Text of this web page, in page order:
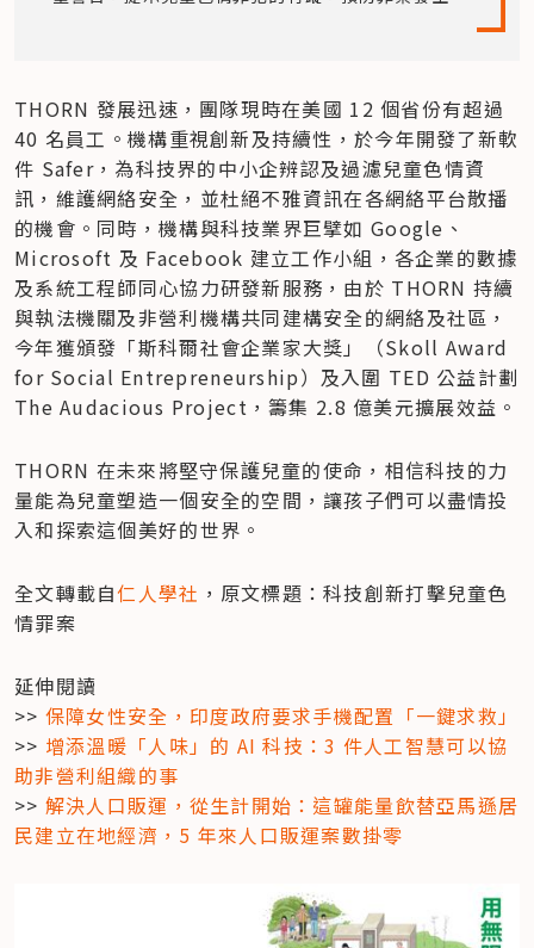
THORN 發展迅速，團隊現時在美國 12 個省份有超過
40 名員工。機構重視創新及持續性，於今年開發了新軟
件 Safer，為科技界的中小企辨認及過濾兒童色情資
訊，維護網絡安全，並杜絕不雅資訊在各網絡平台散播
的機會。同時，機構與科技業界巨擘如 Google、
Microsoft 及 Facebook 建立工作小組，各企業的數據
及系統工程師同心協力研發新服務，由於 THORN 持續
與執法機關及非營利機構共同建構安全的網絡及社區，
今年獲頒發「斯科爾社會企業家大獎」（Skoll Award
for Social Entrepreneurship）及入圍 TED 公益計劃
The Audacious Project，籌集 2.8 億美元擴展效益。
THORN 在未來將堅守保護兒童的使命，相信科技的力
量能為兒童塑造一個安全的空間，讓孩子們可以盡情投
入和探索這個美好的世界。
全文轉載自仁人學社 ，原文標題：科技創新打擊兒童色
情罪案
延伸閱讀
>> 保障女性安全，印度政府要求手機配置「一鍵求救」
>> 增添溫暖「人味」的 AI 科技：3 件人工智慧可以協
助非營利組織的事
>> 解決人口販運，從生計開始：這罐能量飲替亞馬遜居
民建立在地經濟，5 年來人口販運案數掛零